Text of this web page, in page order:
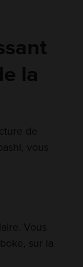
la
de
vous
Vous
sur la